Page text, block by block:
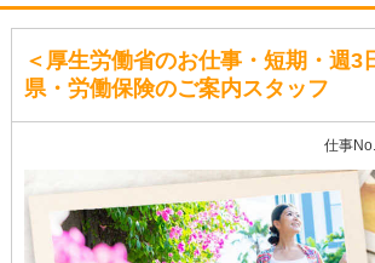
＜厚生労働省のお仕事・短期・週3
県・労働保険のご案内スタッフ
仕事